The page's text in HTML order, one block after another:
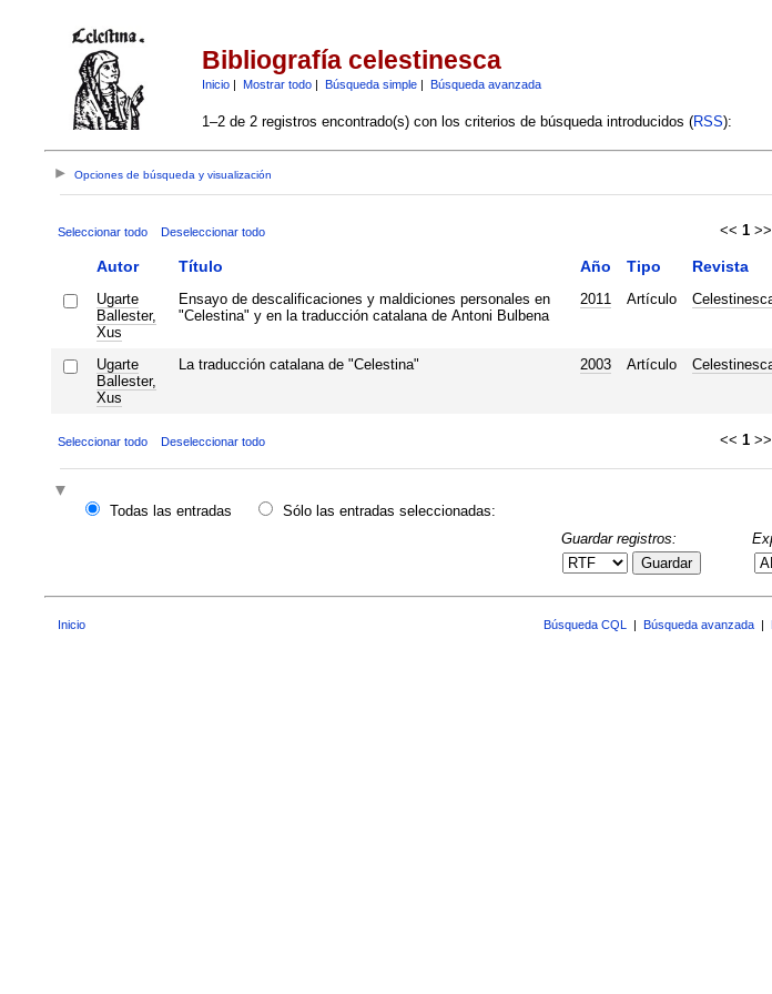
Bibliografía celestinesca
Inicio| Mostrar todo| Búsqueda simple| Búsqueda avanzada
1–2 de 2 registros encontrado(s) con los criterios de búsqueda introducidos (RSS):
Opciones de búsqueda y visualización
Seleccionar todo Deseleccionar todo << 1 >>
Autor Título Año Tipo Revista
Ugarte
Ballester,
Xus
Ensayo de descalificaciones y maldiciones personales en
"Celestina" y en la traducción catalana de Antoni Bulbena
2011 Artículo
Ugarte
Ballester,
Xus
La traducción catalana de "Celestina" 2003 Artículo
Seleccionar todo Deseleccionar todo << 1 >>
Todas las entradas
Sólo las entradas seleccionadas:
Guardar registros:
Guardar
Inicio Búsqueda CQL Búsqueda avanzada